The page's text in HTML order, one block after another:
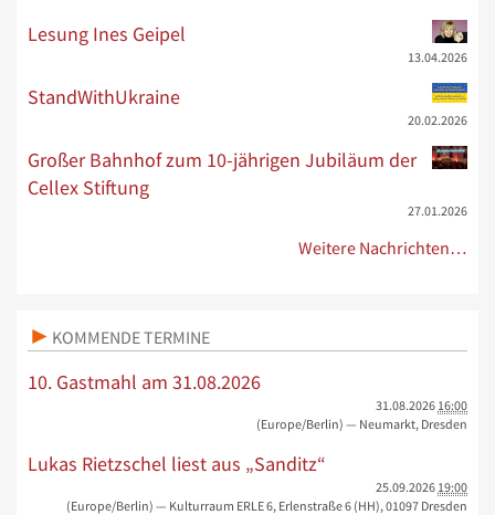
Lesung Ines Geipel
13.04.2026
StandWithUkraine
20.02.2026
Großer Bahnhof zum 10-jährigen Jubiläum der
Cellex Stiftung
27.01.2026
Weitere Nachrichten…
KOMMENDE TERMINE
10. Gastmahl am 31.08.2026
31.08.2026 16:00
(Europe/Berlin) — Neumarkt, Dresden
Lukas Rietzschel liest aus „Sanditz“
25.09.2026 19:00
(Europe/Berlin) — Kulturraum ERLE 6, Erlenstraße 6 (HH), 01097 Dresden